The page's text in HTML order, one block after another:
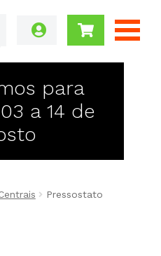
para
a 14 de
Pressostato